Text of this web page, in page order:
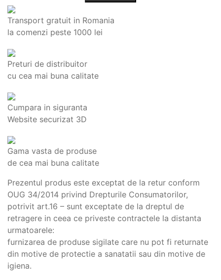
Transport gratuit in Romania
la comenzi peste 1000 lei
Preturi de distribuitor
cu cea mai buna calitate
Cumpara in siguranta
Website securizat 3D
Gama vasta de produse
de cea mai buna calitate
Prezentul produs este exceptat de la retur conform
OUG 34/2014 privind Drepturile Consumatorilor,
potrivit art.16 – sunt exceptate de la dreptul de
retragere in ceea ce priveste contractele la distanta
urmatoarele:
furnizarea de produse sigilate care nu pot fi returnate
din motive de protectie a sanatatii sau din motive de
igiena.